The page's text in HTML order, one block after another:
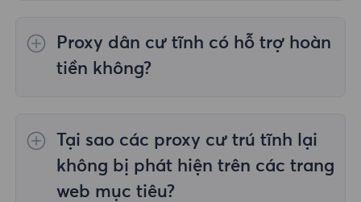
Proxy dân cư tĩnh có hỗ trợ hoàn
tiền không?
không tốt.
Tại sao các proxy cư trú tĩnh lại
không bị phát hiện trên các trang
web mục tiêu?